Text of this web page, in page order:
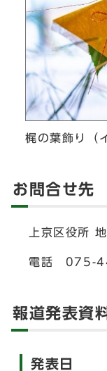
梶の葉飾り（
お問合せ先
上京区役所
電話 075-
報道発表資
発表日